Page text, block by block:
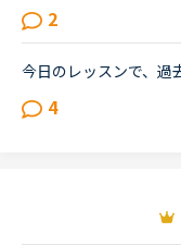
2
4